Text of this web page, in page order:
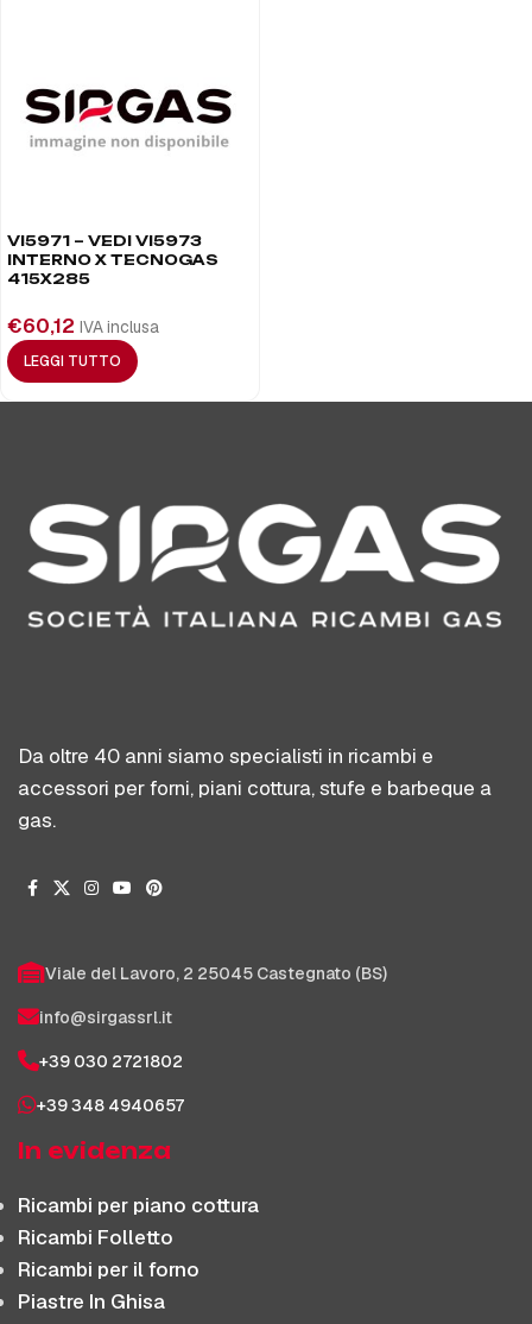
VI5971 – VEDI VI5973
INTERNO X TECNOGAS
415X285
€60,12 IVA inclusa
LEGGI TUTTO
Da oltre 40 anni siamo specialisti in ricambi e
accessori per forni, piani cottura, stufe e barbeque a
gas.
Viale del Lavoro, 2 25045 Castegnato (BS)
info@sirgassrl.it
+39 030 2721802
+39 348 4940657
In evidenza
Ricambi per piano cottura
Ricambi Folletto
Ricambi per il forno
Piastre In Ghisa